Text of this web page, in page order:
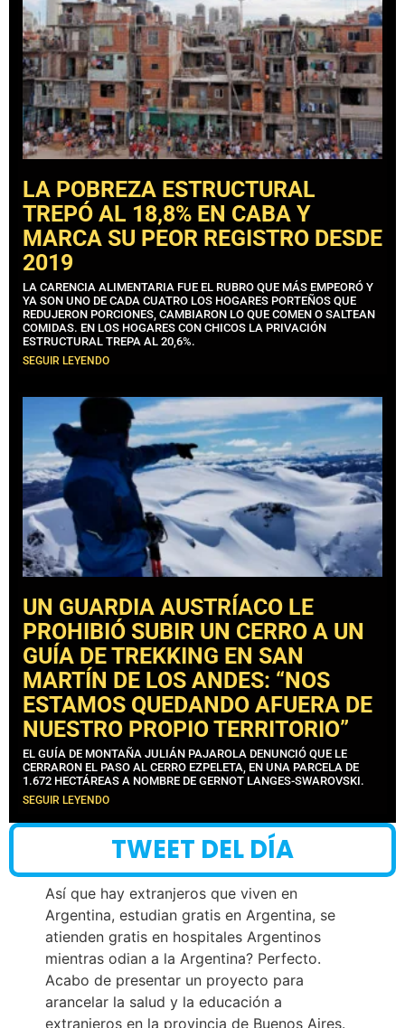
LA POBREZA ESTRUCTURAL
TREPÓ AL 18,8% EN CABA Y
MARCA SU PEOR REGISTRO DESDE
2019
LA CARENCIA ALIMENTARIA FUE EL RUBRO QUE MÁS EMPEORÓ Y
YA SON UNO DE CADA CUATRO LOS HOGARES PORTEÑOS QUE
REDUJERON PORCIONES, CAMBIARON LO QUE COMEN O SALTEAN
COMIDAS. EN LOS HOGARES CON CHICOS LA PRIVACIÓN
ESTRUCTURAL TREPA AL 20,6%.
SEGUIR LEYENDO
UN GUARDIA AUSTRÍACO LE
PROHIBIÓ SUBIR UN CERRO A UN
GUÍA DE TREKKING EN SAN
MARTÍN DE LOS ANDES: “NOS
ESTAMOS QUEDANDO AFUERA DE
NUESTRO PROPIO TERRITORIO”
EL GUÍA DE MONTAÑA JULIÁN PAJAROLA DENUNCIÓ QUE LE
CERRARON EL PASO AL CERRO EZPELETA, EN UNA PARCELA DE
1.672 HECTÁREAS A NOMBRE DE GERNOT LANGES-SWAROVSKI.
SEGUIR LEYENDO
TWEET DEL DÍA
Así que hay extranjeros que viven en
Argentina, estudian gratis en Argentina, se
atienden gratis en hospitales Argentinos
mientras odian a la Argentina? Perfecto.
Acabo de presentar un proyecto para
arancelar la salud y la educación a
extranjeros en la provincia de Buenos Aires.